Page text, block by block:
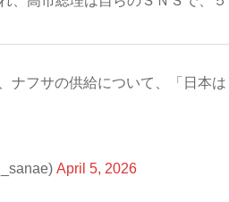
ナフサの供給について、「日本
April 5, 2026